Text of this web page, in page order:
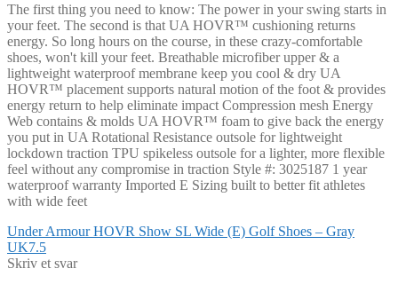
The first thing you need to know: The power in your swing starts in
your feet. The second is that UA HOVR™ cushioning returns
energy. So long hours on the course, in these crazy-comfortable
shoes, won't kill your feet. Breathable microfiber upper & a
lightweight waterproof membrane keep you cool & dry UA
HOVR™ placement supports natural motion of the foot & provides
energy return to help eliminate impact Compression mesh Energy
Web contains & molds UA HOVR™ foam to give back the energy
you put in UA Rotational Resistance outsole for lightweight
lockdown traction TPU spikeless outsole for a lighter, more flexible
feel without any compromise in traction Style #: 3025187 1 year
waterproof warranty Imported E Sizing built to better fit athletes
with wide feet
Indlægsnavigation
Forrige
indlæg:
Under Armour HOVR Show SL Wide (E) Golf Shoes – Gray
UK7.5
Skriv et svar